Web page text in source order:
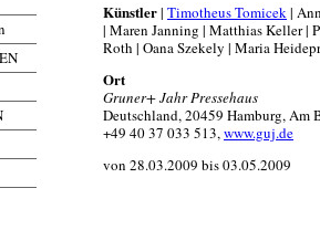
Künstler| Timotheus Tomicek|
| Maren Janning | Matthias Keller |
Roth | Oana Szekely | Maria
Ort
Gruner+ Jahr Pressehaus
Deutschland, 20459 Hamburg, Am
+49 40 37 033 513,www.guj.de
von 28.03.2009 bis 03.05.2009